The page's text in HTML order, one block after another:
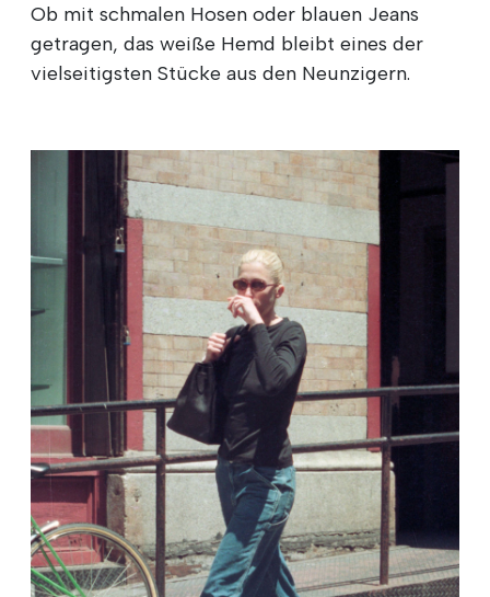
Ob mit schmalen Hosen oder blauen Jeans
getragen, das weiße Hemd bleibt eines der
vielseitigsten Stücke aus den Neunzigern.